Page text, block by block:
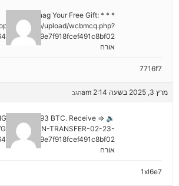
* * * Snag Your Free Gift:
upload/wcbmcq.php?
אורח
7716f7
מרץ 3, 2025 בשעה 2:14 am הגב
0.75361393 BTC. Receive =>
BITCOIN-TRANSFER-02-23-
🔉
אורח
1xl6e7